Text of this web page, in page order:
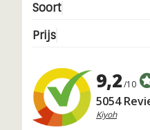
Soort
Prijs
9,2/10
5054
Kiyoh